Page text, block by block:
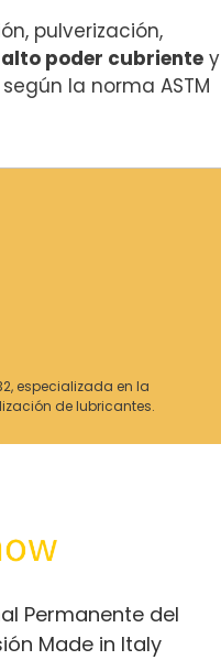
pulverización,
alto poder cubriente y
la norma ASTM
especializada en la
de lubricantes.
Permanente del
Made in Italy